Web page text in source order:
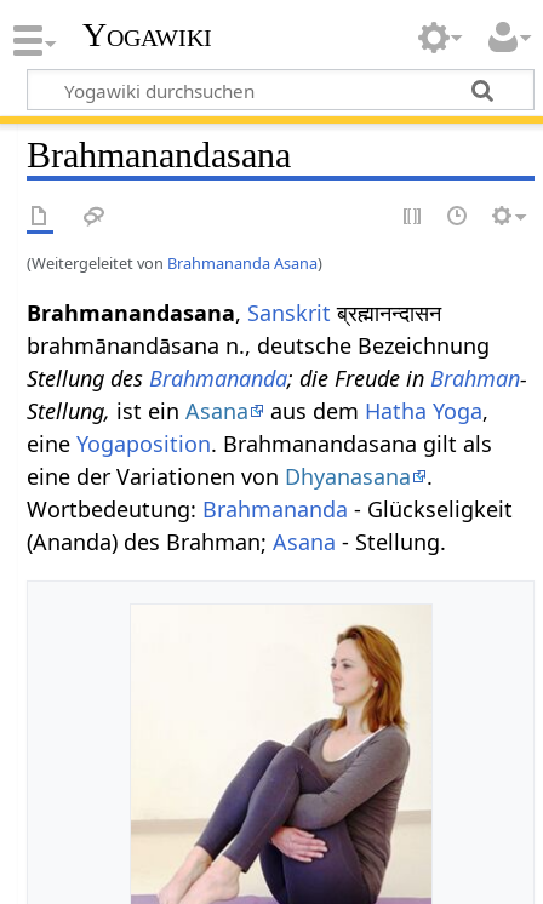
Yogawiki
Brahmanandasana
(Weitergeleitet von Brahmananda Asana)
Brahmanandasana, Sanskrit ब्रह्मानन्दासन
brahmānandāsana n., deutsche Bezeichnung
Stellung desBrahmananda; die Freude inBrahman-
Stellung, ist einAsana aus dem Hatha Yoga,
eineYogaposition. Brahmanandasana gilt als
eine der Variationen von Dhyanasana
.
Wortbedeutung: Brahmananda - Glückseligkeit
(Ananda) des Brahman;Asana - Stellung.